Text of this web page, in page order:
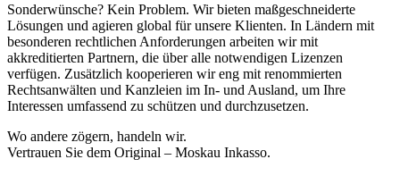
Sonderwünsche? Kein Problem. Wir bieten maßgeschneiderte
Lösungen und agieren global für unsere Klienten. In Ländern mit
besonderen rechtlichen Anforderungen arbeiten wir mit
akkreditierten Partnern, die über alle notwendigen Lizenzen
verfügen. Zusätzlich kooperieren wir eng mit renommierten
Rechtsanwälten und Kanzleien im In- und Ausland, um Ihre
Interessen umfassend zu schützen und durchzusetzen.
Wo andere zögern, handeln wir.
Vertrauen Sie dem Original – Moskau Inkasso.